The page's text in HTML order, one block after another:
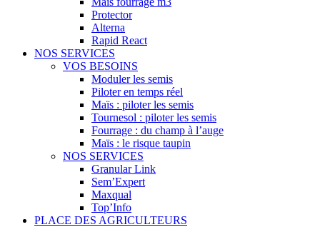
Protector
Alterna
Rapid React
NOS SERVICES
VOS BESOINS
Moduler les semis
Piloter en temps réel
Maïs : piloter les semis
Tournesol : piloter les semis
Fourrage : du champ à l’auge
Maïs : le risque taupin
NOS SERVICES
Granular Link
Sem’Expert
Maxqual
Top’Info
PLACE DES AGRICULTEURS